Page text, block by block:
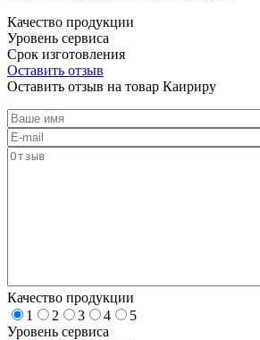
Качество продукции
Уровень сервиса
Срок изготовления
Оставить отзыв
Оставить отзыв на товар Каириру
Качество продукции
1
2 3 4
5
Уровень сервиса